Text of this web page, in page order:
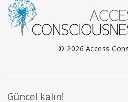
© 2026 Access
Güncel kalın!